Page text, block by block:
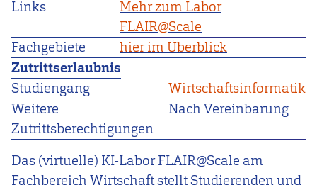
Links
Mehr zum Labor
FLAIR@Scale
Fachgebiete
hier im Überblick
Zutrittserlaubnis
Studiengang
Wirtschaftsinformatik
Weitere
Zutrittsberechtigungen
Nach Vereinbarung
Das (virtuelle) KI-Labor FLAIR@Scale am
Fachbereich Wirtschaft stellt Studierenden und